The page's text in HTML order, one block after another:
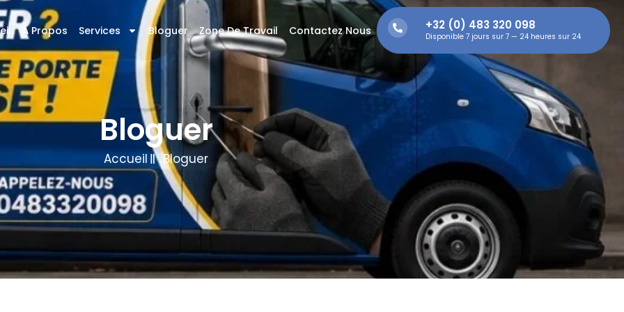
À Propos Services Bloguer Zone De Travail Contactez Nous +32 (0) 483 320 098
Disponible 7 jours sur 7 — 24 heures sur 24
Bloguer
Accueil Bloguer